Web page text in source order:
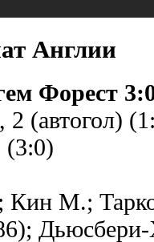
Англии
Форест
(автогол)
(3:0)
Кин М.;